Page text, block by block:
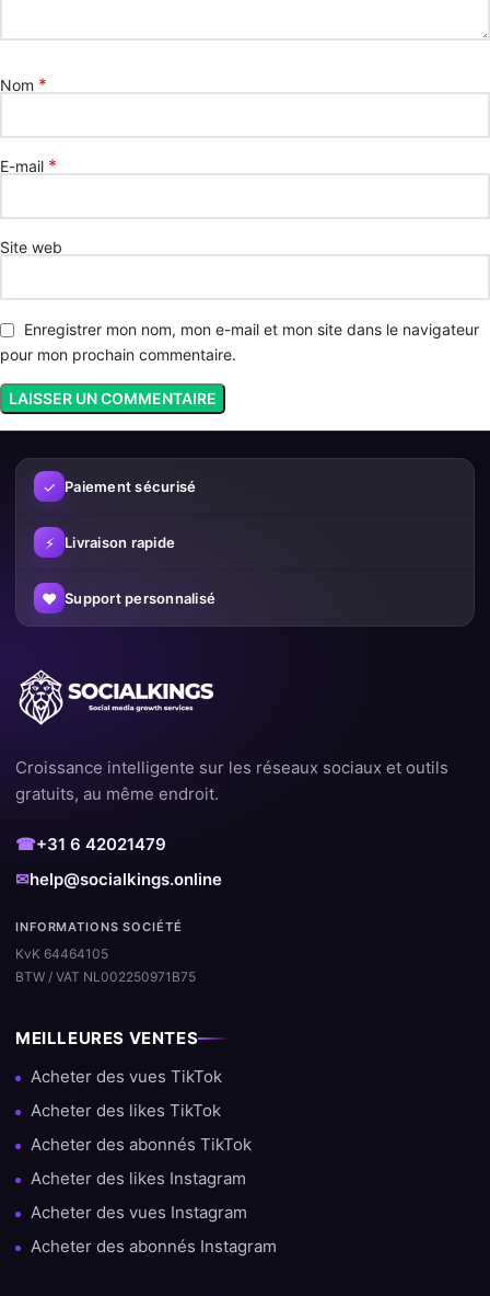
Nom *
E-mail *
Site web
Enregistrer mon nom, mon e-mail et mon site dans le navigateur
pour mon prochain commentaire.
✓ Paiement sécurisé
⚡ Livraison rapide
♥ Support personnalisé
Croissance intelligente sur les réseaux sociaux et outils
gratuits, au même endroit.
☎+31 6 42021479
✉help@socialkings.online
INFORMATIONS SOCIÉTÉ
KvK 64464105
BTW / VAT NL002250971B75
MEILLEURES VENTES
Acheter des vues TikTok
Acheter des likes TikTok
Acheter des abonnés TikTok
Acheter des likes Instagram
Acheter des vues Instagram
Acheter des abonnés Instagram